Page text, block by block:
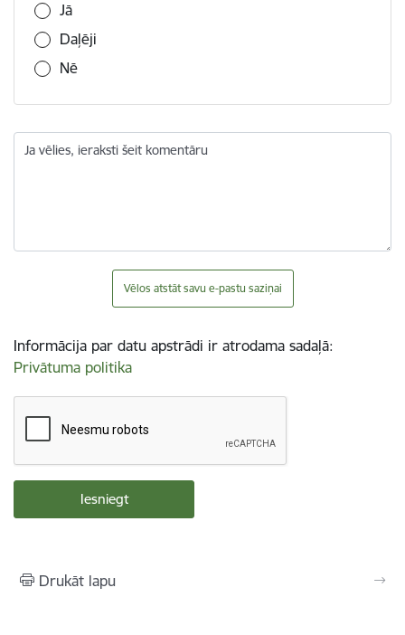
Jā
Daļēji
Nē
Ja vēlies, ieraksti šeit komentāru
Vēlos atstāt savu e-pastu saziņai
Informācija par datu apstrādi ir atrodama sadaļā:
Privātuma politika
Drukāt lapu